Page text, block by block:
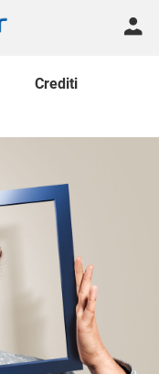
Crediti